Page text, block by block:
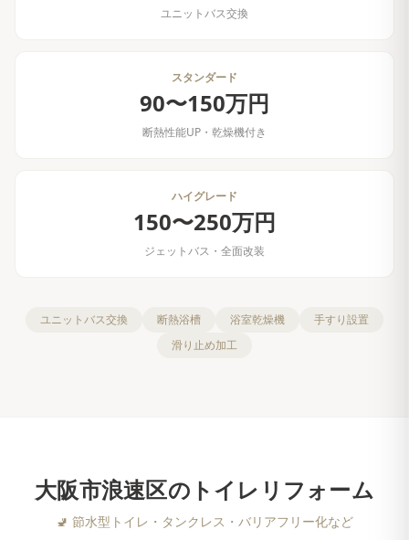
ユニットバス交換
スタンダード
90〜150万円
断熱性能UP・乾燥機付き
ハイグレード
150〜250万円
ジェットバス・全面改装
ユニットバス交換 断熱浴槽 浴室乾燥機
手すり設置
滑り止め加工
大阪市浪速区の トイレリフォーム
🚽 節水型トイレ・タンクレス・バリアフリー化など